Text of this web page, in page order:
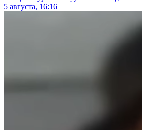
5 августа, 16:16